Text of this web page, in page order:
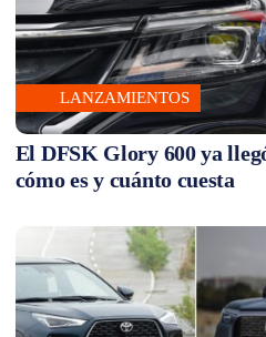
LANZAMIENTOS
El DFSK Glory 600 ya
cómo es y cuánto cuesta